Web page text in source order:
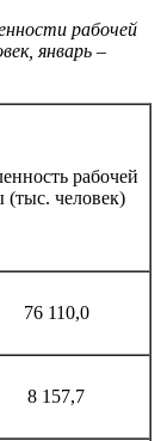
рабочей
январь –
рабочей
(тыс. человек)
76 110,0
8 157,7